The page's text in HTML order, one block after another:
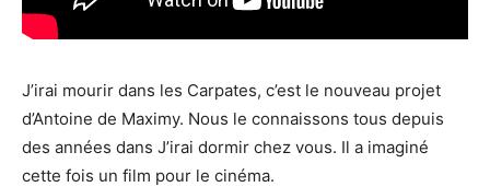
J’irai mourir dans les Carpates, c’est le nouveau projet
d’Antoine de Maximy. Nous le connaissons tous depuis
des années dans J’irai dormir chez vous. Il a imaginé
cette fois un film pour le cinéma.